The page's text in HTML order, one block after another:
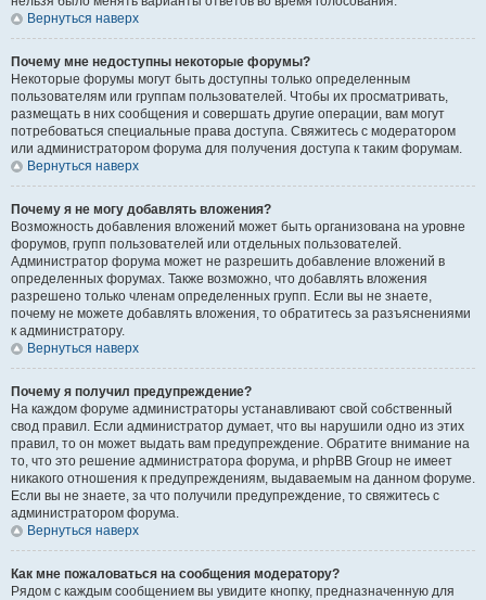
Вернуться наверх
Почему мне недоступны некоторые форумы?
Некоторые форумы могут быть доступны только определенным
пользователям или группам пользователей. Чтобы их просматривать,
размещать в них сообщения и совершать другие операции, вам могут
потребоваться специальные права доступа. Свяжитесь с модератором
или администратором форума для получения доступа к таким форумам.
Вернуться наверх
Почему я не могу добавлять вложения?
Возможность добавления вложений может быть организована на уровне
форумов, групп пользователей или отдельных пользователей.
Администратор форума может не разрешить добавление вложений в
определенных форумах. Также возможно, что добавлять вложения
разрешено только членам определенных групп. Если вы не знаете,
почему не можете добавлять вложения, то обратитесь за разъяснениями
к администратору.
Вернуться наверх
Почему я получил предупреждение?
На каждом форуме администраторы устанавливают свой собственный
свод правил. Если администратор думает, что вы нарушили одно из этих
правил, то он может выдать вам предупреждение. Обратите внимание на
то, что это решение администратора форума, и phpBB Group не имеет
никакого отношения к предупреждениям, выдаваемым на данном форуме.
Если вы не знаете, за что получили предупреждение, то свяжитесь с
администратором форума.
Вернуться наверх
Как мне пожаловаться на сообщения модератору?
Рядом с каждым сообщением вы увидите кнопку, предназначенную для